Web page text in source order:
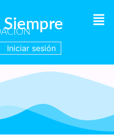
Iniciar sesión
donación
·